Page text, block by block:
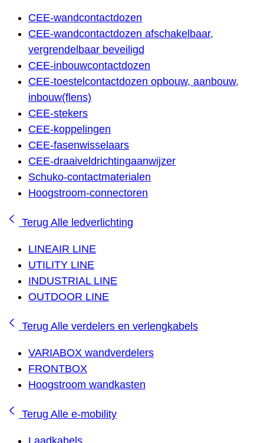
CEE-wandcontactdozen
CEE-wandcontactdozen afschakelbaar,
vergrendelbaar beveiligd
CEE-inbouwcontactdozen
CEE-toestelcontactdozen opbouw, aanbouw,
inbouw(flens)
CEE-stekers
CEE-koppelingen
CEE-fasenwisselaars
CEE-draaiveldrichtingaanwijzer
Schuko-contactmaterialen
Hoogstroom-connectoren
Terug Alle ledverlichting
LINEAIR LINE
UTILITY LINE
INDUSTRIAL LINE
OUTDOOR LINE
Terug Alle verdelers en verlengkabels
VARIABOX wandverdelers
FRONTBOX
Hoogstroom wandkasten
Terug Alle e-mobility
Laadkabels